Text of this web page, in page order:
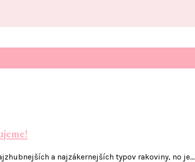
a najzákernejších typov rakoviny, no je…